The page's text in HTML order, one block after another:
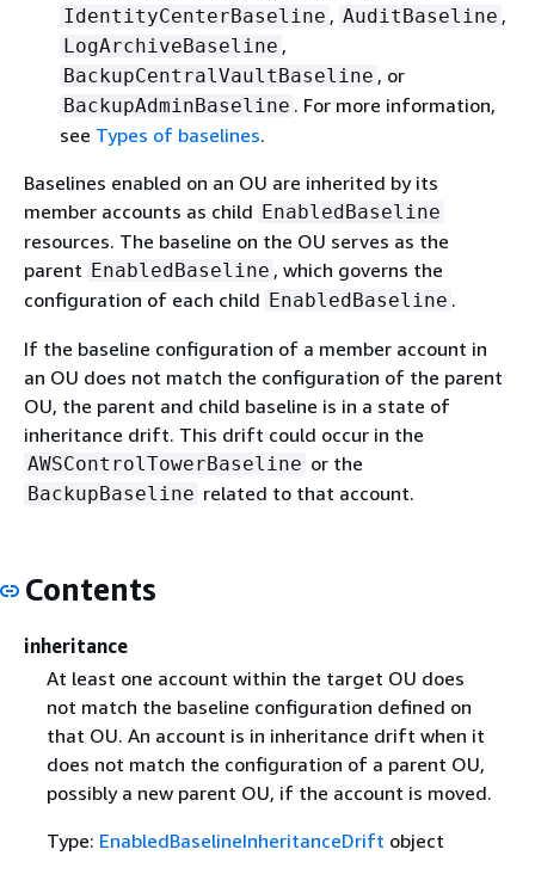
IdentityCenterBaseline , AuditBaseline ,
LogArchiveBaseline ,
BackupCentralVaultBaseline , or
BackupAdminBaseline . For more information,
see Types of baselines.
Baselines enabled on an OU are inherited by its
member accounts as child EnabledBaseline
resources. The baseline on the OU serves as the
parent EnabledBaseline , which governs the
configuration of each child EnabledBaseline .
If the baseline configuration of a member account in
an OU does not match the configuration of the parent
OU, the parent and child baseline is in a state of
inheritance drift. This drift could occur in the
AWSControlTowerBaseline or the
BackupBaseline related to that account.
Contents
inheritance
At least one account within the target OU does
not match the baseline configuration defined on
that OU. An account is in inheritance drift when it
does not match the configuration of a parent OU,
possibly a new parent OU, if the account is moved.
Type: EnabledBaselineInheritanceDrift object